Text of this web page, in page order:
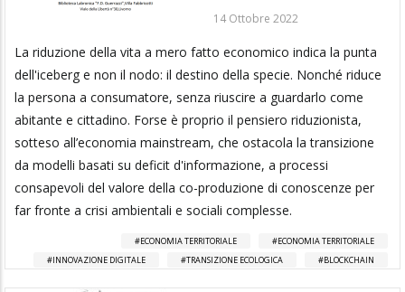
14 Ottobre 2022
La riduzione della vita a mero fatto economico indica la punta
dell'iceberg e non il nodo: il destino della specie. Nonché riduce
la persona a consumatore, senza riuscire a guardarlo come
abitante e cittadino. Forse è proprio il pensiero riduzionista,
sotteso all’economia mainstream, che ostacola la transizione
da modelli basati su deficit d'informazione, a processi
consapevoli del valore della co-produzione di conoscenze per
far fronte a crisi ambientali e sociali complesse.
ECONOMIA TERRITORIALE
ECONOMIA TERRITORIALE
INNOVAZIONE DIGITALE
TRANSIZIONE ECOLOGICA BLOCKCHAIN